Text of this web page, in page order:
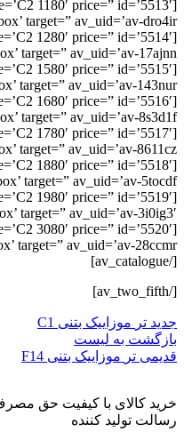
1180′ price=” id=’5513′
av_uid=’av-dro4ir’][/av_catalogue_item]
1280′ price=” id=’5514′
av_uid=’av-17ajnn’][/av_catalogue_item]
1580′ price=” id=’5515′
av_uid=’av-143nur’][/av_catalogue_item]
1680′ price=” id=’5516′
av_uid=’av-8s3d1f’][/av_catalogue_item]
1780′ price=” id=’5517′
av_uid=’av-8611cz’][/av_catalogue_item]
1880′ price=” id=’5518′
av_uid=’av-5tocdf’][/av_catalogue_item]
1980′ price=” id=’5519′
av_uid=’av-3i0ig3′][/av_catalogue_item]
3080′ price=” id=’5520′
av_uid=’av-28ccmr’][/av_catalogue_item]
[/av_catalogue]
[/av_two_fifth]
جدید تر موزاییک بتنی C1
بازگشت به لیست
قدیمی تر موزاییک بتنی F14
خرید کالای با کیفیت حق مصرف
رسالت تولید کننده